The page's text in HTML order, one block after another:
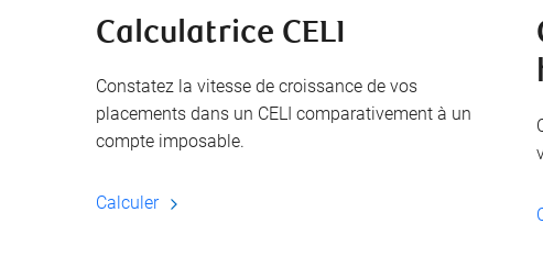
Calculatrice CELI
Constatez la vitesse de croissance de vos
placements dans un CELI comparativement à un
compte imposable.
Calculer